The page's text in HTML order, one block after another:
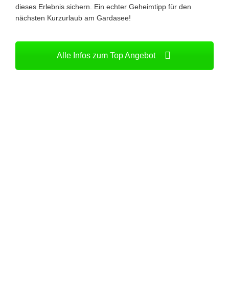
dieses Erlebnis sichern. Ein echter Geheimtipp für den
nächsten Kurzurlaub am Gardasee!
Alle Infos zum Top Angebot